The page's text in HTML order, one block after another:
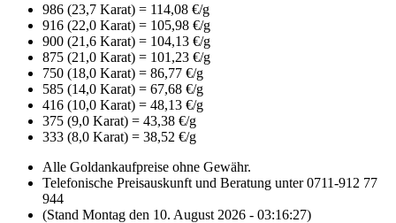
986 (23,7 Karat) = 114,08 €/g
916 (22,0 Karat) = 105,98 €/g
900 (21,6 Karat) = 104,13 €/g
875 (21,0 Karat) = 101,23 €/g
750 (18,0 Karat) = 86,77 €/g
585 (14,0 Karat) = 67,68 €/g
416 (10,0 Karat) = 48,13 €/g
375 (9,0 Karat) = 43,38 €/g
333 (8,0 Karat) = 38,52 €/g
Alle Goldankaufpreise ohne Gewähr.
Telefonische Preisauskunft und Beratung unter 0711-912 77
944
(Stand Montag den 10. August 2026 - 03:16:27)